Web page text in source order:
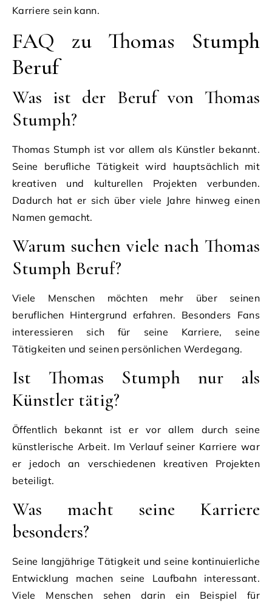
Karriere sein kann.
FAQ zu Thomas Stumph
Beruf
Was ist der Beruf von Thomas
Stumph?
Thomas Stumph ist vor allem als Künstler bekannt.
Seine berufliche Tätigkeit wird hauptsächlich mit
kreativen und kulturellen Projekten verbunden.
Dadurch hat er sich über viele Jahre hinweg einen
Namen gemacht.
Warum suchen viele nach Thomas
Stumph Beruf?
Viele Menschen möchten mehr über seinen
beruflichen Hintergrund erfahren. Besonders Fans
interessieren sich für seine Karriere, seine
Tätigkeiten und seinen persönlichen Werdegang.
Ist Thomas Stumph nur als
Künstler tätig?
Öffentlich bekannt ist er vor allem durch seine
künstlerische Arbeit. Im Verlauf seiner Karriere war
er jedoch an verschiedenen kreativen Projekten
beteiligt.
Was macht seine Karriere
besonders?
Seine langjährige Tätigkeit und seine kontinuierliche
Entwicklung machen seine Laufbahn interessant.
Viele Menschen sehen darin ein Beispiel für